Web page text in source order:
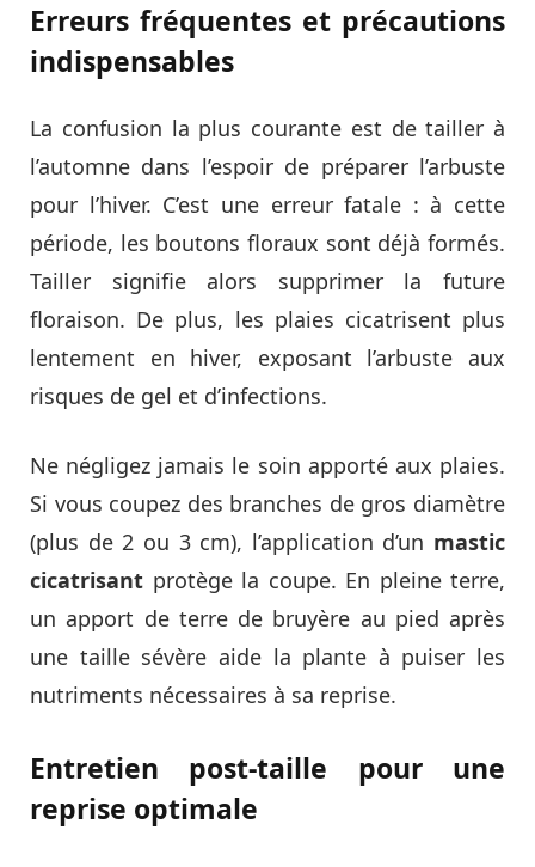
Erreurs fréquentes et précautions
indispensables
La confusion la plus courante est de tailler à
l’automne dans l’espoir de préparer l’arbuste
pour l’hiver. C’est une erreur fatale : à cette
période, les boutons floraux sont déjà formés.
Tailler signifie alors supprimer la future
floraison. De plus, les plaies cicatrisent plus
lentement en hiver, exposant l’arbuste aux
risques de gel et d’infections.
Ne négligez jamais le soin apporté aux plaies.
Si vous coupez des branches de gros diamètre
(plus de 2 ou 3 cm), l’application d’un mastic
cicatrisant protège la coupe. En pleine terre,
un apport de terre de bruyère au pied après
une taille sévère aide la plante à puiser les
nutriments nécessaires à sa reprise.
Entretien post-taille pour une
reprise optimale